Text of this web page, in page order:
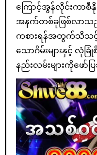
ကြောင့်အွန်လိုင်းကာစီ
အနက်တစ်ခုဖြစ်လာသည်
ကစားရန်အတွက်သိသင့်သ
သောဂိမ်းများနှင့် လုံခ
နည်းလမ်းများကိုဖော်ပ